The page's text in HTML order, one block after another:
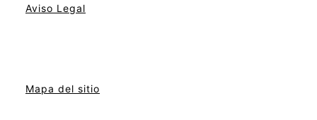
Aviso Legal
Mapa del sitio